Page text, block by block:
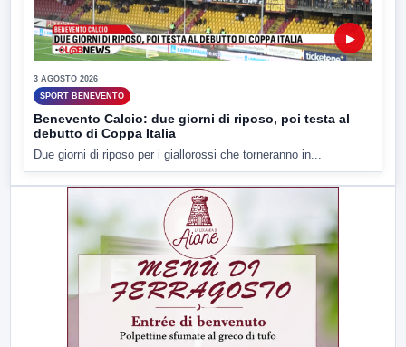
▶
3 AGOSTO 2026
SPORT BENEVENTO
Benevento Calcio: due giorni di riposo, poi testa al
debutto di Coppa Italia
Due giorni di riposo per i giallorossi che torneranno in...